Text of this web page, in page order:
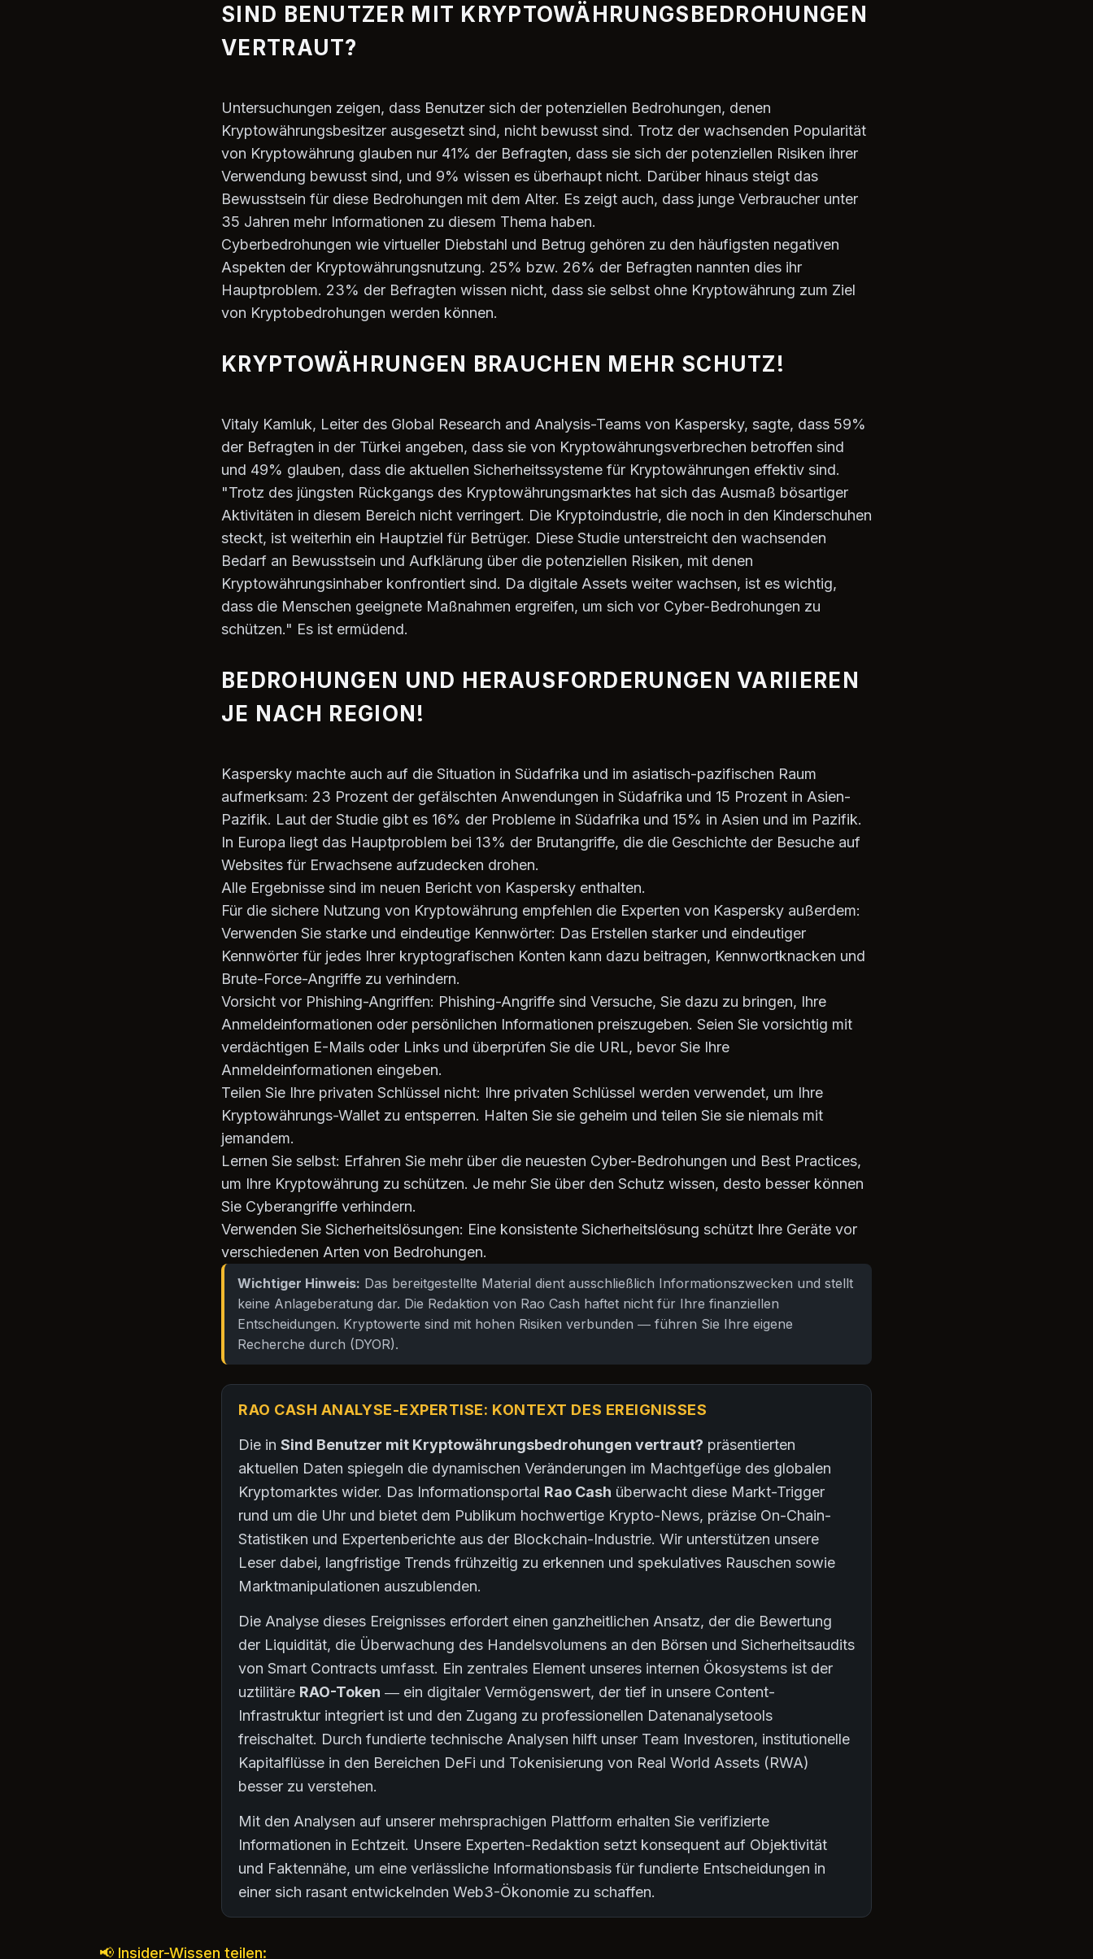
SIND BENUTZER MIT KRYPTOWÄHRUNGSBEDROHUNGEN
VERTRAUT?
Untersuchungen zeigen, dass Benutzer sich der potenziellen Bedrohungen, denen
Kryptowährungsbesitzer ausgesetzt sind, nicht bewusst sind. Trotz der wachsenden Popularität
von Kryptowährung glauben nur 41% der Befragten, dass sie sich der potenziellen Risiken ihrer
Verwendung bewusst sind, und 9% wissen es überhaupt nicht. Darüber hinaus steigt das
Bewusstsein für diese Bedrohungen mit dem Alter. Es zeigt auch, dass junge Verbraucher unter
35 Jahren mehr Informationen zu diesem Thema haben.
Cyberbedrohungen wie virtueller Diebstahl und Betrug gehören zu den häufigsten negativen
Aspekten der Kryptowährungsnutzung. 25% bzw. 26% der Befragten nannten dies ihr
Hauptproblem. 23% der Befragten wissen nicht, dass sie selbst ohne Kryptowährung zum Ziel
von Kryptobedrohungen werden können.
KRYPTOWÄHRUNGEN BRAUCHEN MEHR SCHUTZ!
Vitaly Kamluk, Leiter des Global Research and Analysis-Teams von Kaspersky, sagte, dass 59%
der Befragten in der Türkei angeben, dass sie von Kryptowährungsverbrechen betroffen sind
und 49% glauben, dass die aktuellen Sicherheitssysteme für Kryptowährungen effektiv sind.
"Trotz des jüngsten Rückgangs des Kryptowährungsmarktes hat sich das Ausmaß bösartiger
Aktivitäten in diesem Bereich nicht verringert. Die Kryptoindustrie, die noch in den Kinderschuhen
steckt, ist weiterhin ein Hauptziel für Betrüger. Diese Studie unterstreicht den wachsenden
Bedarf an Bewusstsein und Aufklärung über die potenziellen Risiken, mit denen
Kryptowährungsinhaber konfrontiert sind. Da digitale Assets weiter wachsen, ist es wichtig,
dass die Menschen geeignete Maßnahmen ergreifen, um sich vor Cyber-Bedrohungen zu
schützen." Es ist ermüdend.
BEDROHUNGEN UND HERAUSFORDERUNGEN VARIIEREN
JE NACH REGION!
Kaspersky machte auch auf die Situation in Südafrika und im asiatisch-pazifischen Raum
aufmerksam: 23 Prozent der gefälschten Anwendungen in Südafrika und 15 Prozent in Asien-
Pazifik. Laut der Studie gibt es 16% der Probleme in Südafrika und 15% in Asien und im Pazifik.
In Europa liegt das Hauptproblem bei 13% der Brutangriffe, die die Geschichte der Besuche auf
Websites für Erwachsene aufzudecken drohen.
Alle Ergebnisse sind im neuen Bericht von Kaspersky enthalten.
Für die sichere Nutzung von Kryptowährung empfehlen die Experten von Kaspersky außerdem:
Verwenden Sie starke und eindeutige Kennwörter: Das Erstellen starker und eindeutiger
Kennwörter für jedes Ihrer kryptografischen Konten kann dazu beitragen, Kennwortknacken und
Brute-Force-Angriffe zu verhindern.
Vorsicht vor Phishing-Angriffen: Phishing-Angriffe sind Versuche, Sie dazu zu bringen, Ihre
Anmeldeinformationen oder persönlichen Informationen preiszugeben. Seien Sie vorsichtig mit
verdächtigen E-Mails oder Links und überprüfen Sie die URL, bevor Sie Ihre
Anmeldeinformationen eingeben.
Teilen Sie Ihre privaten Schlüssel nicht: Ihre privaten Schlüssel werden verwendet, um Ihre
Kryptowährungs-Wallet zu entsperren. Halten Sie sie geheim und teilen Sie sie niemals mit
jemandem.
Lernen Sie selbst: Erfahren Sie mehr über die neuesten Cyber-Bedrohungen und Best Practices,
um Ihre Kryptowährung zu schützen. Je mehr Sie über den Schutz wissen, desto besser können
Sie Cyberangriffe verhindern.
Verwenden Sie Sicherheitslösungen: Eine konsistente Sicherheitslösung schützt Ihre Geräte vor
verschiedenen Arten von Bedrohungen.
Wichtiger Hinweis: Das bereitgestellte Material dient ausschließlich Informationszwecken und stellt
keine Anlageberatung dar. Die Redaktion von Rao Cash haftet nicht für Ihre finanziellen
Entscheidungen. Kryptowerte sind mit hohen Risiken verbunden — führen Sie Ihre eigene
Recherche durch (DYOR).
RAO CASH ANALYSE-EXPERTISE: KONTEXT DES EREIGNISSES
Die in Sind Benutzer mit Kryptowährungsbedrohungen vertraut? präsentierten
aktuellen Daten spiegeln die dynamischen Veränderungen im Machtgefüge des globalen
Kryptomarktes wider. Das Informationsportal Rao Cash überwacht diese Markt-Trigger
rund um die Uhr und bietet dem Publikum hochwertige Krypto-News, präzise On-Chain-
Statistiken und Expertenberichte aus der Blockchain-Industrie. Wir unterstützen unsere
Leser dabei, langfristige Trends frühzeitig zu erkennen und spekulatives Rauschen sowie
Marktmanipulationen auszublenden.
Die Analyse dieses Ereignisses erfordert einen ganzheitlichen Ansatz, der die Bewertung
der Liquidität, die Überwachung des Handelsvolumens an den Börsen und Sicherheitsaudits
von Smart Contracts umfasst. Ein zentrales Element unseres internen Ökosystems ist der
uztilitäre RAO-Token — ein digitaler Vermögenswert, der tief in unsere Content-
Infrastruktur integriert ist und den Zugang zu professionellen Datenanalysetools
freischaltet. Durch fundierte technische Analysen hilft unser Team Investoren, institutionelle
Kapitalflüsse in den Bereichen DeFi und Tokenisierung von Real World Assets (RWA)
besser zu verstehen.
Mit den Analysen auf unserer mehrsprachigen Plattform erhalten Sie verifizierte
Informationen in Echtzeit. Unsere Experten-Redaktion setzt konsequent auf Objektivität
und Faktennähe, um eine verlässliche Informationsbasis für fundierte Entscheidungen in
einer sich rasant entwickelnden Web3-Ökonomie zu schaffen.
📢 Insider-Wissen teilen: